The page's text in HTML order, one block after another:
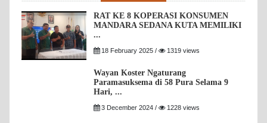
RAT KE 8 KOPERASI KONSUMEN
MANDARA SEDANA KUTA MEMILIKI
...
18 February 2025 / 1319 views
Wayan Koster Ngaturang
Paramasuksema di 58 Pura Selama 9
Hari, ...
3 December 2024 / 1228 views